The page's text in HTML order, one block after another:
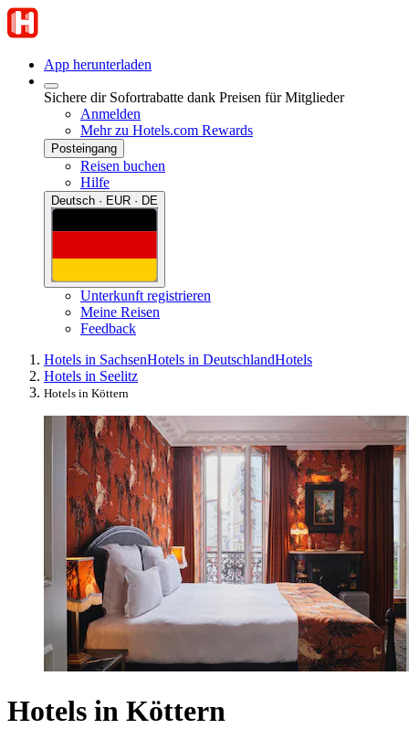
App herunterladen
Sichere dir Sofortrabatte dank Preisen für Mitglieder
Anmelden
Mehr zu Hotels.com Rewards
Posteingang
Reisen buchen
Hilfe
Deutsch · EUR · DE
Unterkunft registrieren
Meine Reisen
Feedback
Hotels in SachsenHotels in DeutschlandHotels
Hotels in Seelitz
Hotels in Köttern
Hotels in Köttern